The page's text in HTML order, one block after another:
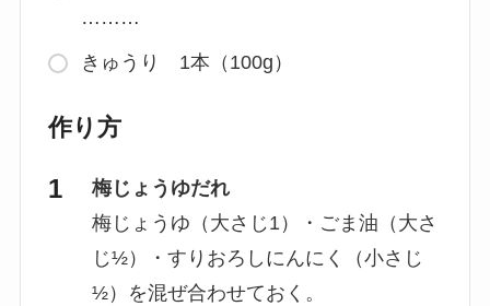
………
きゅうり 1本（100g）
作り方
梅じょうゆだれ
梅じょうゆ（大さじ1）・ごま油（大さ
じ½）・すりおろしにんにく（小さじ
½）を混ぜ合わせておく。